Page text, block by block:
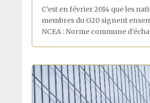
C’est en février 2014 que les
membres du G20 signent
NCEA : Norme commune